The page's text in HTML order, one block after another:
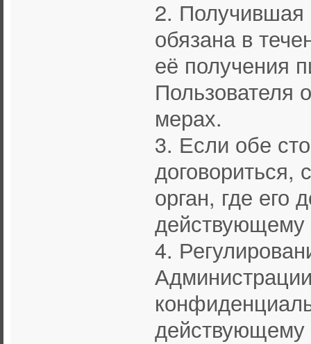
2. Получившая
обязана в
её получения
Пользователя
мерах.
3. Если обе
договориться,
орган, где его
действующему
4.
действующему